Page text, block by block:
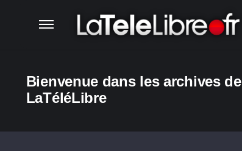
Bienvenue dans les archives de
LaTéléLibre